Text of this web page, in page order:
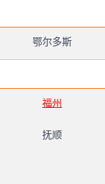
鄂尔多斯
福州
抚顺